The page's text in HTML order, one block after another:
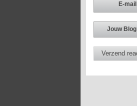
E-mail
Jouw Blog